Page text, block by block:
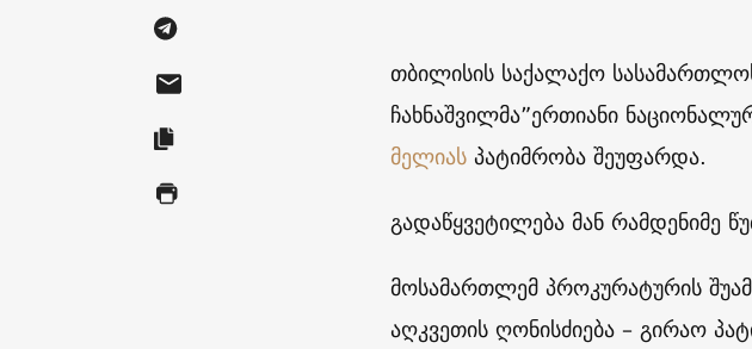
თბილისის საქალაქო
ჩახნაშვილმა”ერთიანი
მელიასპატიმრობა შეუფარდა.
გადაწყვეტილება მან რამდენიმე
მოსამართლემ პროკურატურის
აღკვეთის ღონისძიება – გირაო